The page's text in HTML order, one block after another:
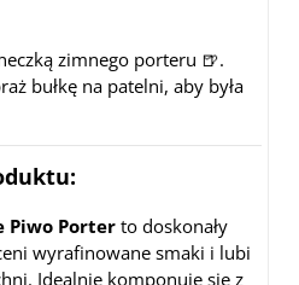
zimnego porteru 🍺.
bułkę na patelni, aby była
Piwo Porter to doskonały
wyrafinowane smaki i lubi
Idealnie komponuje się z